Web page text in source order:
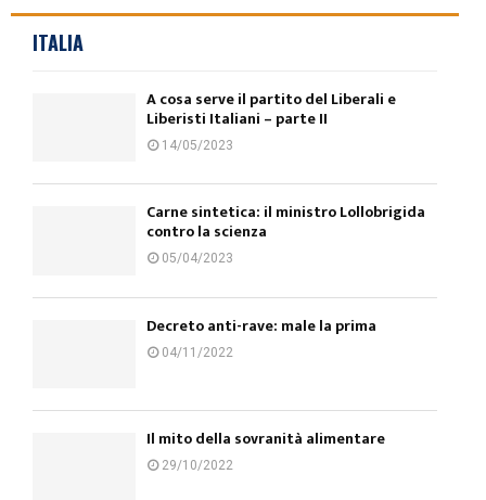
ITALIA
A cosa serve il partito del Liberali e
Liberisti Italiani – parte II
14/05/2023
Carne sintetica: il ministro Lollobrigida
contro la scienza
05/04/2023
Decreto anti-rave: male la prima
04/11/2022
Il mito della sovranità alimentare
29/10/2022